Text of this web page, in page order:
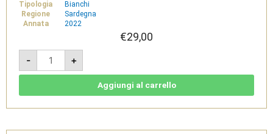
Tipologia
Bianchi
Regione
Sardegna
Annata
2022
€29,00
-
Entemari
Isola
dei
Pala
+
Aggiungi al carrello